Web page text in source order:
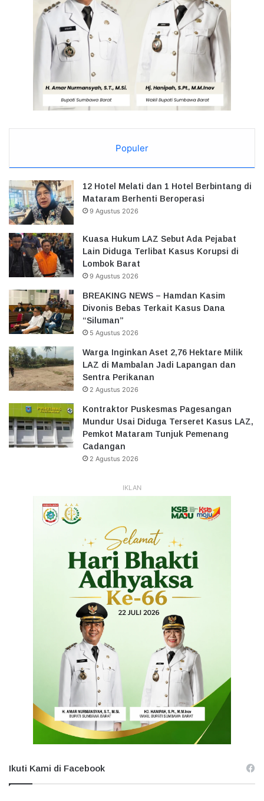
Populer
12 Hotel Melati dan 1 Hotel Berbintang di
Mataram Berhenti Beroperasi
9 Agustus 2026
Kuasa Hukum LAZ Sebut Ada Pejabat
Lain Diduga Terlibat Kasus Korupsi di
Lombok Barat
9 Agustus 2026
BREAKING NEWS – Hamdan Kasim
Divonis Bebas Terkait Kasus Dana
“Siluman”
5 Agustus 2026
Warga Inginkan Aset 2,76 Hektare Milik
LAZ di Mambalan Jadi Lapangan dan
Sentra Perikanan
2 Agustus 2026
Kontraktor Puskesmas Pagesangan
Mundur Usai Diduga Terseret Kasus LAZ,
Pemkot Mataram Tunjuk Pemenang
Cadangan
2 Agustus 2026
IKLAN
Ikuti Kami di Facebook